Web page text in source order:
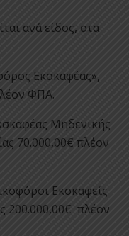
ανά είδος, στα
Εκσκαφέας»,
ΦΠΑ.
Μηδενικής
70.000,00€ πλέον
Εκσκαφείς
200.000,00€ πλέον